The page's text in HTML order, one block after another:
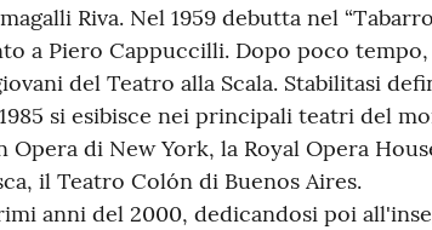
Riva. Nel 1959 debutta nel
a Piero Cappuccilli. Dopo poco
del Teatro alla Scala. Stabilitasi
si esibisce nei principali teatri del
Opera di New York, la Royal Opera
il Teatro Colón di Buenos Aires.
anni del 2000, dedicandosi poi